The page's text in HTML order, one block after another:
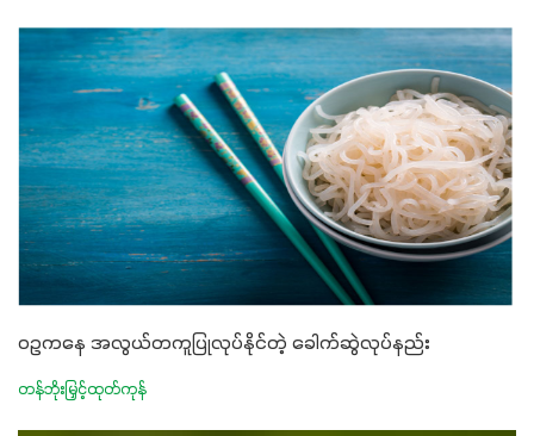
ဝဥကနေ အလွယ်တကူပြုလုပ်နိုင်တဲ့ ခေါက်ဆွဲလုပ်နည်း
တန်ဘိုးမြှင့်ထုတ်ကုန်